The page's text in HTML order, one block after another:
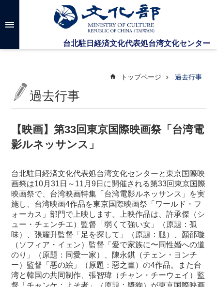
メインのコンテンツブロックにジャンプします
高
検
台
セ
ー
に
つ
い
て
最
情
報
と
トップページ 過去行事
過去行事
【映画】第33回東京国際映画祭「台湾電
影ルネッサンス」
台北駐日経済文化代表処台湾文化センターと東京国際映
画祭は10月31日～11月9日に開催される第33回東京国際
映画祭で、台湾映画特集「台湾電影ルネッサンス」を実
施し、台湾映画4作品を東京国際映画祭「ワールド・フ
ォーカス」部門で上映します。上映作品は、許承傑（シ
ュー・チェンチエ）監督「弱くて強い女」（原題：孤
味）、張耀升監督「足を探して」（原題：腿）、顏邵璇
（ソフィア・イェン）監督「愛で家族に〜同性婚への道
のり」（原題：同愛一家）、陳永錤（チェン・ヨンチ
ー）監督「悪の絵」（原題：惡之畫）の4作品。また台
湾と韓国の共同制作、張智瑋（チャン・チーウェイ）監
督「チャンケ：よそ者」（原題：醬狗）が東京国際映画